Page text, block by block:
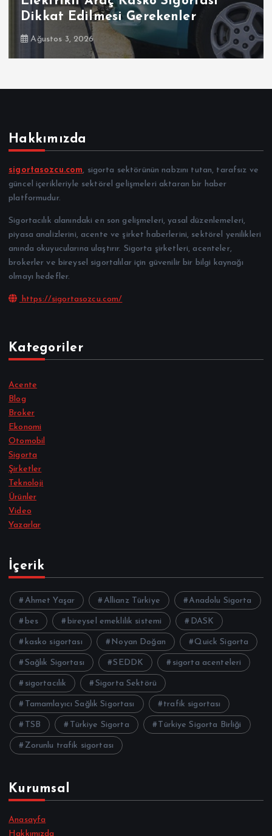
Dikkat Edilmesi Gerekenler
Ağustos 3, 2026
Hakkımızda
sigortasozcu.com, sigorta sektörünün nabzını tutan, tarafsız ve
güncel içerikleriyle sektörel gelişmeleri aktaran bir haber
platformudur.
Sigortacılık alanındaki en son gelişmeleri, yasal düzenlemeleri,
piyasa analizlerini, acente ve şirket haberlerini, sektörel yenilikleri
anında okuyucularına ulaştırır. Sigorta şirketleri, acenteler,
brokerler ve bireysel sigortalılar için güvenilir bir bilgi kaynağı
olmayı hedefler.
https://sigortasozcu.com/
Kategoriler
Acente
Blog
Broker
Ekonomi
Otomobil
Sigorta
Şirketler
Teknoloji
Ürünler
Video
Yazarlar
İçerik
Ahmet Yaşar Allianz Türkiye Anadolu Sigorta
bes bireysel emeklilik sistemi DASK
kasko sigortası Noyan Doğan Quick Sigorta
Sağlık Sigortası SEDDK sigorta acenteleri
sigortacılık Sigorta Sektörü
Tamamlayıcı Sağlık Sigortası trafik sigortası
TSB Türkiye Sigorta Türkiye Sigorta Birliği
Zorunlu trafik sigortası
Kurumsal
Anasayfa
Hakkımızda